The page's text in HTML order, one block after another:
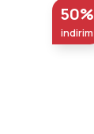
50%
indirim